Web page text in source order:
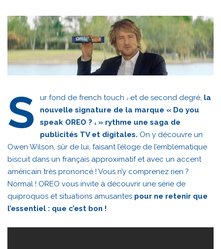
S ur fond de french touch 2 et de second degré, la
nouvelle signature de la marque « Do you
speak OREO ? 1 » rythme une saga de
publicités TV et digitales. On y découvre un
Owen Wilson, sûr de lui, faisant l’éloge de l’emblématique
biscuit dans un français approximatif et avec un accent
américain très prononcé ! Vous n’y comprenez rien ?
Normal ! OREO vous invite à découvrir une série de
quiproquos et situations amusantes pour ne retenir que
l’essentiel : que c’est bon !